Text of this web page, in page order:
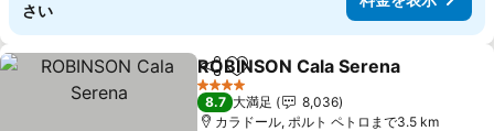
さい
シェアお気に入りに追加
ROBINSON Cala Serena
4 ホテルのランク
8.7 大満足
8,036
カラドール, ポルト ペトロまで3.5 km